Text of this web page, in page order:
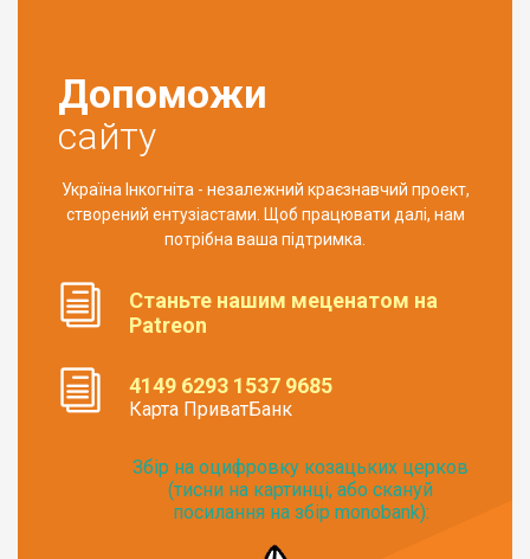
Допоможи
сайту
Україна Інкогніта - незалежний краєзнавчий проект,
створений ентузіастами. Щоб працювати далі, нам
потрібна ваша підтримка.
Станьте нашим меценатом на
Patreon
4149 6293 1537 9685
Карта ПриватБанк
Збір на оцифровку козацьких церков
(тисни на картинці, або скануй
посилання на збір monobank):